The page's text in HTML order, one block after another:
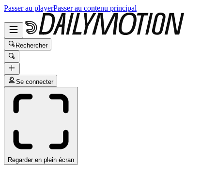
Passer au playerPasser au contenu principal
Rechercher
Se connecter
Regarder en plein écran